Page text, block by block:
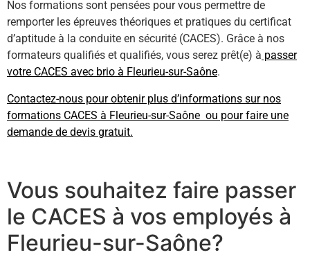
Nos formations sont pensées pour vous permettre de
remporter les épreuves théoriques et pratiques du certificat
d’aptitude à la conduite en sécurité (CACES). Grâce à nos
formateurs qualifiés et qualifiés, vous serez prêt(e) à passer
votre CACES avec brio à Fleurieu-sur-Saône.
Contactez-nous pour obtenir plus d’informations sur nos
formations CACES à Fleurieu-sur-Saône ou pour faire une
demande de devis gratuit.
Vous souhaitez faire passer
le CACES à vos employés à
Fleurieu-sur-Saône?